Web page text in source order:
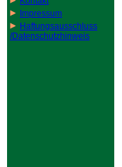
Impressum
Haftungsausschluss
/Datenschutzhinweis